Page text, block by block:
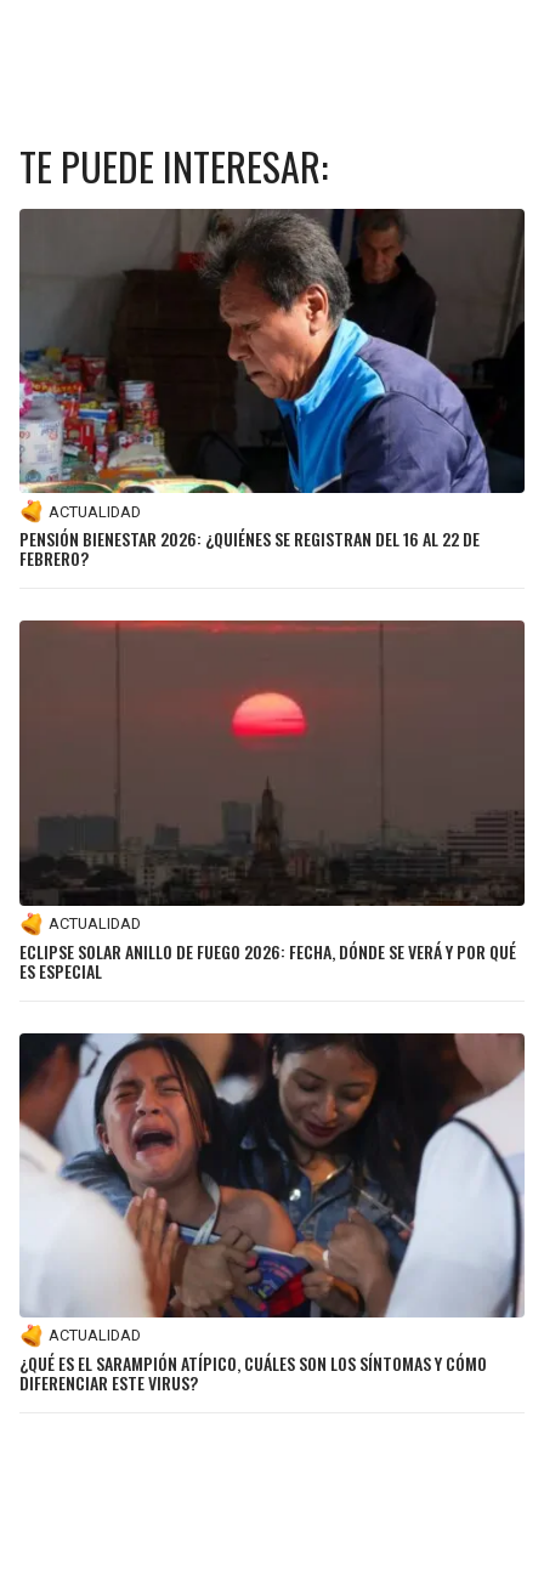
TE PUEDE INTERESAR:
ACTUALIDAD
PENSIÓN BIENESTAR 2026: ¿QUIÉNES SE REGISTRAN DEL 16 AL 22 DE
FEBRERO?
ACTUALIDAD
ECLIPSE SOLAR ANILLO DE FUEGO 2026: FECHA, DÓNDE SE VERÁ Y POR QUÉ
ES ESPECIAL
ACTUALIDAD
¿QUÉ ES EL SARAMPIÓN ATÍPICO, CUÁLES SON LOS SÍNTOMAS Y CÓMO
DIFERENCIAR ESTE VIRUS?